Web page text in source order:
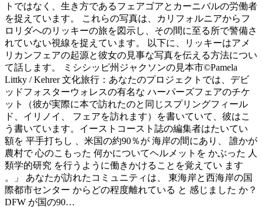
トではなく、生き方であるフェアゴアとカーニバルの労働者
を捉えています。 これらの写真は、カリフォルニアからフ
ロリダへのリッキーの旅を図示し、その間に至る所で警備さ
れていない視線を捉えています。 以下に、リッキーはアメ
リカンフェアの起源と彼女の見事な写真を伝える方法につい
て話します。 ミシシッピ州ジャクソンの見本市©Pamela
Littky / Kehrer 文化旅行：あなたのプロジェクトでは、デビ
ッドフォスターウォレスの有名な ハーパーズフェアのチケ
ット（彼が実際に本で訪れたのと同じスプリングフィール
ド、イリノイ、 フェアを訪れます）を書いていて、彼はこ
う書いています。イーストコースト誌の編集者はたいてい
額を 平手打ちし 、米国の約90％が 海岸の間にあり、 誰かが
農村で 心のこもった 何かについてヘルメットを かぶった 人
類学的研究 を行うように働きかけることを覚えてい ます
。」 あなたが訪れたコミュニティは、 東海岸と西海岸の国
際都市センター からどの程度離れている と 感じました か？
DFW が国の90…